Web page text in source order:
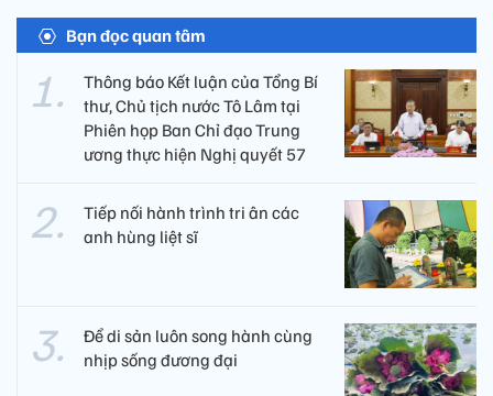
Bạn đọc quan tâm
Thông báo Kết luận của Tổng Bí
thư, Chủ tịch nước Tô Lâm tại
Phiên họp Ban Chỉ đạo Trung
ương thực hiện Nghị quyết 57
Tiếp nối hành trình tri ân các
anh hùng liệt sĩ ​
Để di sản luôn song hành cùng
nhịp sống đương đại